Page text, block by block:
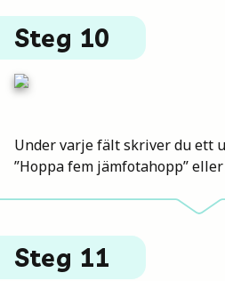
Steg 10
Under varje fält skriver du ett
”Hoppa fem jämfotahopp” eller
Steg 11